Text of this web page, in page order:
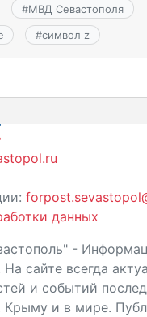
#МВД Севастополя
#символ z
данных
-
сайте всегда
и событий
Крыму и в мире.